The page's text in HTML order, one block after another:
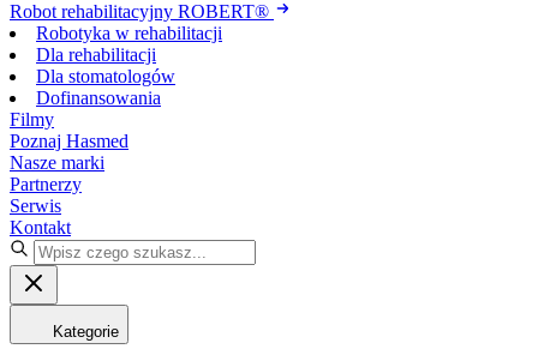
Robot rehabilitacyjny ROBERT®
Robotyka w rehabilitacji
Dla rehabilitacji
Dla stomatologów
Dofinansowania
Filmy
Poznaj Hasmed
Nasze marki
Partnerzy
Serwis
Kontakt
Kategorie